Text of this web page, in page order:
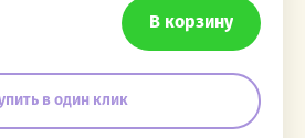
В корзину
в один клик